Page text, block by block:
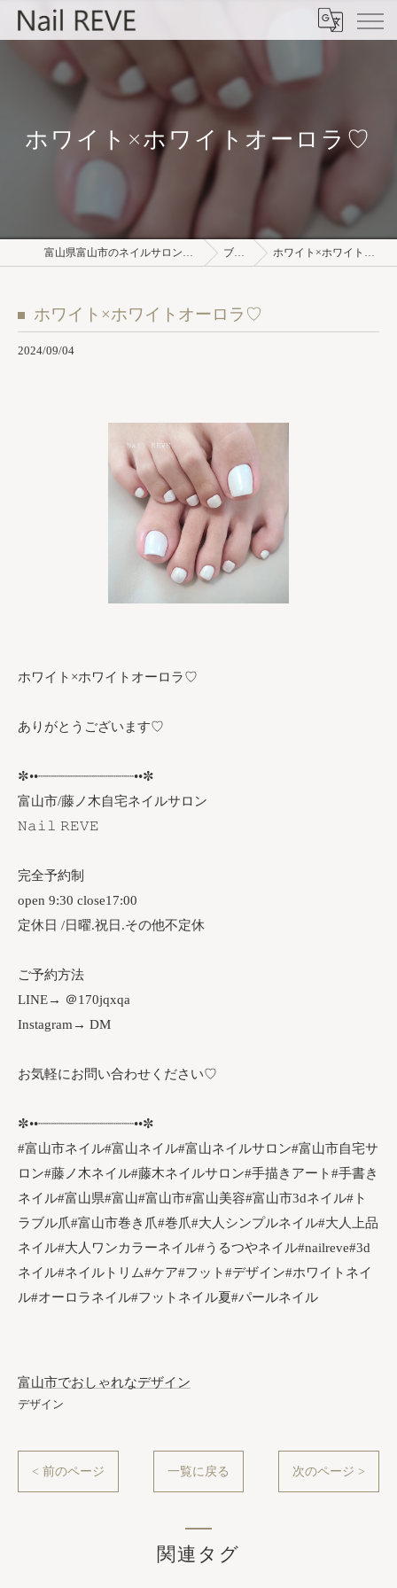
ホワイト×ホワイトオーロラ♡
富山県富山市のネイルサロンならNail REVE ブログ ホワイト×ホワイトオーロラ♡
ホワイト×ホワイトオーロラ♡
2024/09/04
ホワイト×ホワイトオーロラ♡
ありがとうございます♡
✼••┈┈┈┈┈┈┈┈┈┈┈┈••✼
富山市/藤ノ木自宅ネイルサロン
𝙽𝚊𝚒𝚕 𝚁𝙴𝚅𝙴
完全予約制
open 9:30 close17:00
定休日 /日曜.祝日.その他不定休
ご予約方法
LINE→ ＠170jqxqa
Instagram→ DM
お気軽にお問い合わせください♡
✼••┈┈┈┈┈┈┈┈┈┈┈┈••✼
#富山市ネイル#富山ネイル#富山ネイルサロン#富山市自宅サ
ロン#藤ノ木ネイル#藤木ネイルサロン#手描きアート#手書き
ネイル#富山県#富山#富山市#富山美容#富山市3dネイル#ト
ラブル爪#富山市巻き爪#巻爪#大人シンプルネイル#大人上品
ネイル#大人ワンカラーネイル#うるつやネイル#nailreve#3d
ネイル#ネイルトリム#ケア#フット#デザイン#ホワイトネイ
ル#オーロラネイル#フットネイル夏#パールネイル
富山市でおしゃれなデザイン
デザイン
< 前のページ 一覧に戻る 次のページ >
関連タグ